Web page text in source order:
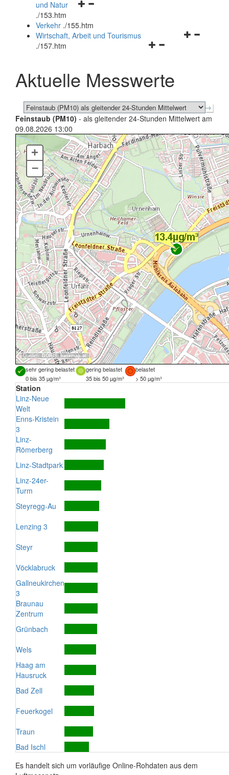
Navigationsmenü
und
schließen
und Natur
./153.htm
Verkehr ./155.htm
Navigationsmenü
schließen
Wirtschaft, Arbeit und Tourismus
./157.htm
Aktuelle Messwerte
Feinstaub (PM10) - als gleitender 24-Stunden Mittelwert am
09.08.2026 13:00
Quellen: DORIS,basemap.at
+
–
sehr gering belastet gering belastet
belastet
0 bis 35 µg/m³
35 bis 50 µg/m³ > 50 µg/m³
Station
Linz-Neue
Welt
Enns-Kristein
3
Linz-
Römerberg
Linz-Stadtpark
Linz-24er-
Turm
Steyregg-Au
Lenzing 3
Steyr
Vöcklabruck
Gallneukirchen
3
Braunau
Zentrum
Grünbach
Wels
Haag am
Hausruck
Bad Zell
Feuerkogel
Traun
Bad Ischl
Es handelt sich um vorläufige Online-Rohdaten aus dem